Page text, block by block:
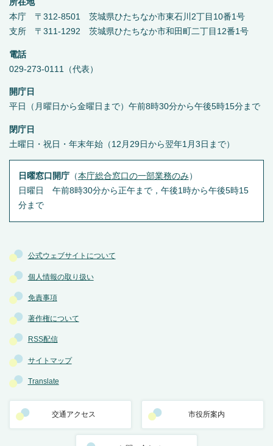
公式ウェブサイトについて
個人情報の取り扱い
免責事項
著作権について
RSS配信
サイトマップ
Translate
交通アクセス 市役所案内
所在地
本庁 〒312-8501 茨城県ひたちなか市東石川2丁目10番1号
支所 〒311-1292 茨城県ひたちなか市和田町二丁目12番1号
電話
029-273-0111（代表）
開庁日
平日（月曜日から金曜日まで）午前8時30分から午後5時15分まで
閉庁日
土曜日・祝日・年末年始（12月29日から翌年1月3日まで）
日曜窓口開庁（本庁総合窓口の一部業務のみ ）
日曜日 午前8時30分から正午まで，午後1時から午後5時15
分まで